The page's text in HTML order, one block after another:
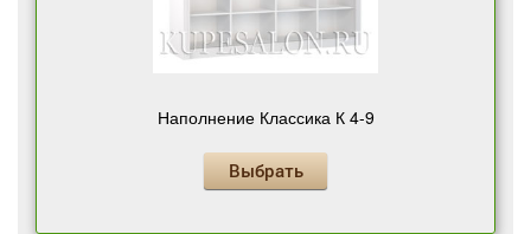
Наполнение Классика К 4-9
Выбрать